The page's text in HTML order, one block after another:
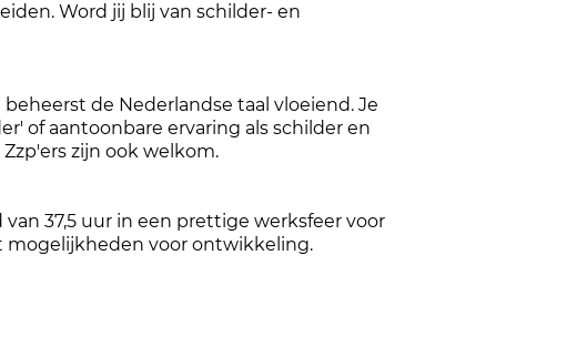
Word jij blij van schilder- en
de Nederlandse taal vloeiend. Je
of aantoonbare ervaring als schilder en
zijn ook welkom.
37,5 uur in een prettige werksfeer voor
mogelijkheden voor ontwikkeling.